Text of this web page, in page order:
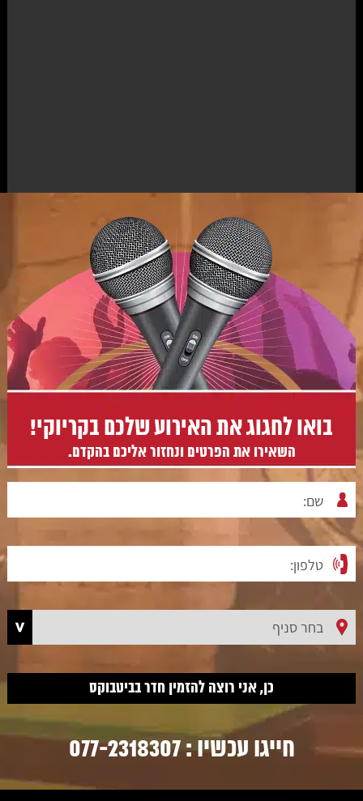
בואו לחגוג את האירוע שלכם בקריוקי!
השאירו את הפרטים ונחזור אליכם בהקדם.
חייגו עכשיו :077-2318307